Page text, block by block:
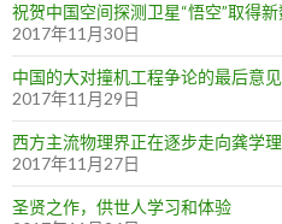
祝贺中国空间探测卫星“悟空”取得
2017年11月30日
中国的大对撞机工程争论的最后意见
2017年11月29日
西方主流物理界正在逐步走向龚学
2017年11月27日
圣贤之作，供世人学习和体验